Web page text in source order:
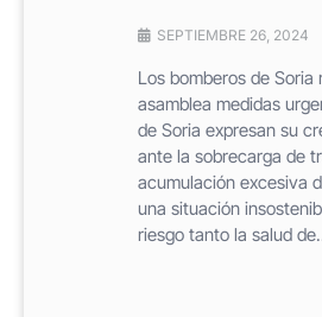
SEPTIEMBRE 26, 2024
Los bomberos de Soria
asamblea medidas
de Soria expresan su
ante la sobrecarga de
acumulación excesiva
una situación
riesgo tanto la salud